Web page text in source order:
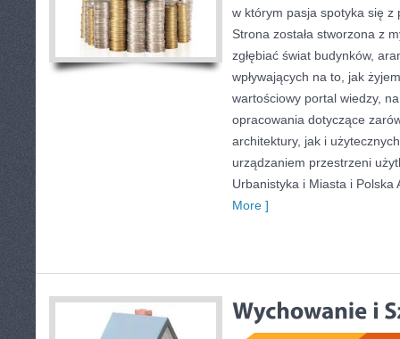
w którym pasja spotyka się z
Strona została stworzona z
zgłębiać świat budynków,
wpływających na to, jak
wartościowy portal wiedzy,
opracowania dotyczące
architektury, jak i
urządzaniem przestrzeni
Urbanistyka i Miasta i Polska
More ]